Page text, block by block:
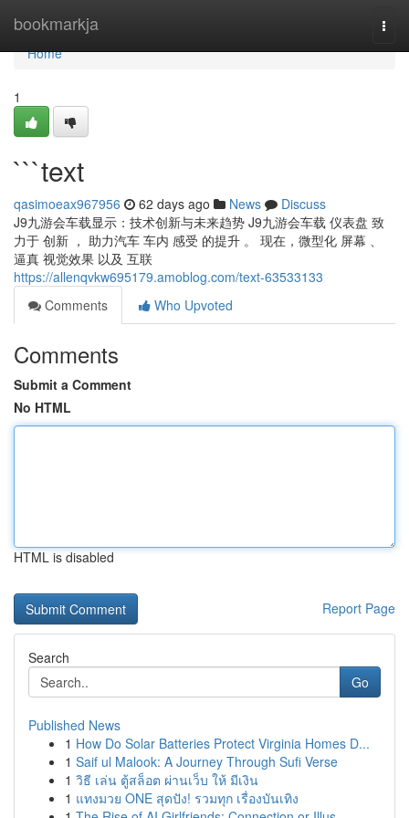
bookmarkja
Home
Home
1
```text
qasimoeax967956 62 days ago News
Discuss
J9九游会车载显示：技术创新与未来趋势 J9九游会车载 仪表盘 致
力于 创新 ， 助力汽车 车内 感受 的提升 。 现在，微型化 屏幕 、
逼真 视觉效果 以及 互联
https://allenqvkw695179.amoblog.com/text-63533133
Comments
Who Upvoted
Comments
Submit a Comment
No HTML
HTML is disabled
Report Page
Search
Go
Published News
1 How Do Solar Batteries Protect Virginia Homes D...
1 Saif ul Malook: A Journey Through Sufi Verse
1 วิธี เล่น ตู้สล็อต ผ่านเว็บ ให้ มีเงิน
1 แทงมวย ONE สุดปัง! รวมทุก เรื่องบันเทิง